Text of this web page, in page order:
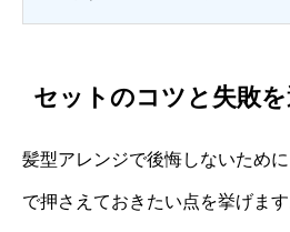
セットのコツと失敗
髪型アレンジで後悔しないため
で押さえておきたい点を挙げま